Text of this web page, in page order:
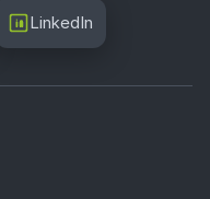
LinkedIn